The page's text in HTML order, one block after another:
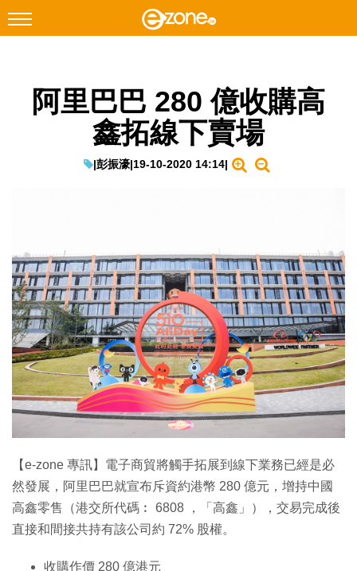
Facebook Instagram
EduTech
IT Times
生成式AI與雲端應用
Enterprise Digital Transformation
特集
阿里巴巴 280 億收購高
鑫拓線下賣場
|彭振濠|19-10-2020 14:14|
【e-zone 專訊】電子商貿將觸手拓展到線下業務已經是必
然發展，阿里巴巴就宣布斥資約港幣 280 億元，增持中國
高鑫零售（港交所代碼︰ 6808 ，「高鑫」），交易完成後
直接和間接共持有該公司約 72% 股權。
收購作價 280 億港元